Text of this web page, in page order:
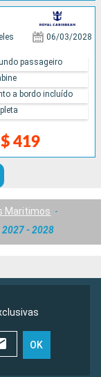
06/03/2028
419
passageiro
a bordo incluído
Maritimos
2027 - 2028
OK